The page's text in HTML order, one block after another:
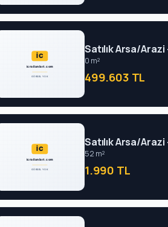
Satılık Arsa/
0 m²
499.603 TL
Satılık Arsa/
52 m²
1.990 TL